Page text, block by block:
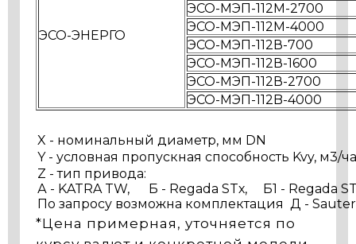
ЭСО-ЭНЕРГО
ЭСО-МЭП-112М-2700
ЭСО-МЭП-112М-4000
ЭСО-МЭП-112В-700
ЭСО-МЭП-112В-1600
ЭСО-МЭП-112В-2700
ЭСО-МЭП-112B-4000
X - номинальный диаметр, мм DN
Y - условная пропускная способность Kvy, м3/
Z - тип привода:
А - KATRA TW, Б - Regada STх, Б1 - Regada
По запросу возможна комплектация Д - Sauter
*Цена примерная, уточняется по